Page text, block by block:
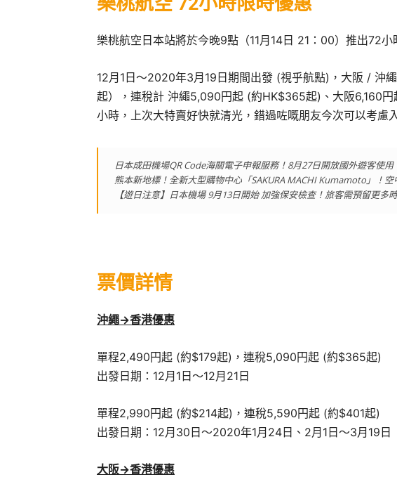
樂桃航空日本站將於今晚9點（11月14日 21：00）推出72小
12月1日～2020年3月19日期間出發 (視乎航點)，大阪 / 沖
起），連稅計 沖繩5,090円起 (約HK$365起)、大阪6,160
小時，上次大特賣好快就清光，錯過咗嘅朋友今次可以考慮
日本成田機場QR Code海關電子申報服務！8月27日開放國外遊客使用
熊本新地標！全新大型購物中心「SAKURA MACHI Kumamoto」！
【遊日注意】日本機場 9月13日開始 加強保安檢查！旅客需預留更多
票價詳情
沖繩->香港優惠
單程2,490円起 (約$179起)，連稅5,090円起 (約$365起)
出發日期：12月1日～12月21日
單程2,990円起 (約$214起) ，連稅5,590円起 (約$401起)
出發日期：12月30日～2020年1月24日、2月1日～3月19日
大阪->香港優惠